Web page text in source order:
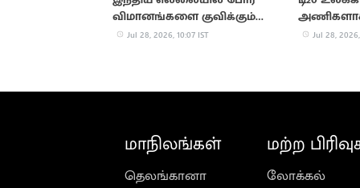
விமானங்களை குவிக்கும்
சீனாJul 28, 2026, 10:07 IST
அணிகளாக
ஐசிசி
Jul 28,
மாநிலங்கள்
தெலங்கானா
மற்ற
லோக்கல்